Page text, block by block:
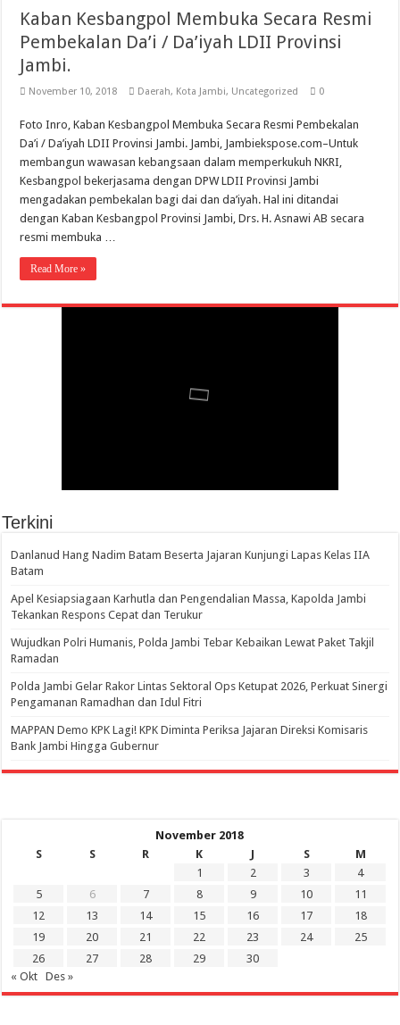
Kaban Kesbangpol Membuka Secara Resmi
Pembekalan Da’i / Da’iyah LDII Provinsi
Jambi.
November 10, 2018 Daerah, Kota Jambi, Uncategorized 0
Foto Inro, Kaban Kesbangpol Membuka Secara Resmi Pembekalan
Da’i / Da’iyah LDII Provinsi Jambi. Jambi, Jambiekspose.com–Untuk
membangun wawasan kebangsaan dalam memperkukuh NKRI,
Kesbangpol bekerjasama dengan DPW LDII Provinsi Jambi
mengadakan pembekalan bagi dai dan da’iyah. Hal ini ditandai
dengan Kaban Kesbangpol Provinsi Jambi, Drs. H. Asnawi AB secara
resmi membuka …
Read More »
Terkini
Danlanud Hang Nadim Batam Beserta Jajaran Kunjungi Lapas Kelas IIA
Batam
Apel Kesiapsiagaan Karhutla dan Pengendalian Massa, Kapolda Jambi
Tekankan Respons Cepat dan Terukur
Wujudkan Polri Humanis, Polda Jambi Tebar Kebaikan Lewat Paket Takjil
Ramadan
Polda Jambi Gelar Rakor Lintas Sektoral Ops Ketupat 2026, Perkuat Sinergi
Pengamanan Ramadhan dan Idul Fitri
‎MAPPAN Demo KPK Lagi! KPK Diminta Periksa Jajaran Direksi Komisaris
Bank Jambi Hingga Gubernur ‎
November 2018
S
S R K J S
M
1
2 3
4
5
6 7 8 9 10
11
12
13 14 15 16 17
18
19
20 21 22 23 24
25
26
27 28 29
30
« Okt
Des »